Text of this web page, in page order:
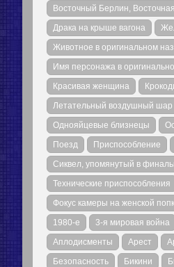
Восточный Берлин,
Драка на крыше вагона
Животное в оригинальном
Имя персонажа в
Красивая женщина
Летательный воздушный шар
Однояйцевые близнецы
Поезд
Приспособление
Сиквел, упомянутый в
Технические приспособления
Фокус камеры на женской
1980-е
3-я мировая война
Аплодисменты
Арест
Безопасность
Бикини